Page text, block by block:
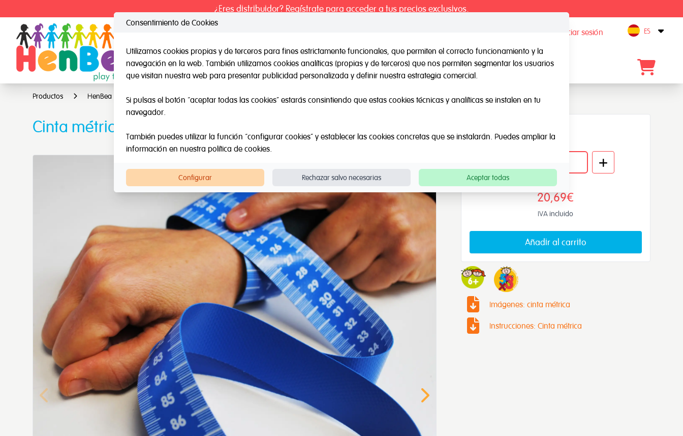
¿Eres distribuidor? Regístrate para acceder a tus precios exclusivos.
Registro / Iniciar sesión Open
ES
HenBea Nardil / Otras marcas Outlet Sobre Nosotros Catálogos Blog Contacto
Productos HenBea Juegos de Inteligencias Múltiples Lógica - matemática Cinta métrica
Cinta métrica Cantidad
20,69€
IVA incluido
Añadir al carrito
Imágenes: cinta métrica
Instrucciones: Cinta métrica
Consentimiento de Cookies
Utilizamos cookies propias y de terceros para fines estrictamente funcionales, que permiten el correcto funcionamiento y la
navegación en la web. También utilizamos cookies analíticas (propias y de terceros) que nos permiten segmentar los usuarios
que visitan nuestra web para presentar publicidad personalizada y definir nuestra estrategia comercial.
Si pulsas el botón “aceptar todas las cookies” estarás consintiendo que estas cookies técnicas y analíticas se instalen en tu
navegador.
También puedes utilizar la función “configurar cookies” y establecer las cookies concretas que se instalarán. Puedes ampliar la
información en nuestra política de cookies.
Configurar Rechazar salvo necesarias Aceptar todas